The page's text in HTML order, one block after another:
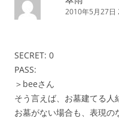
2010年5月27日
SECRET: 0
PASS:
＞beeさん
そう言えば、お墓建てる人
お墓がない場合も、表現